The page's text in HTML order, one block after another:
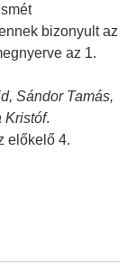
bizonyult az
az 1.
Sándor Tamás,
Kristóf.
előkelő 4.